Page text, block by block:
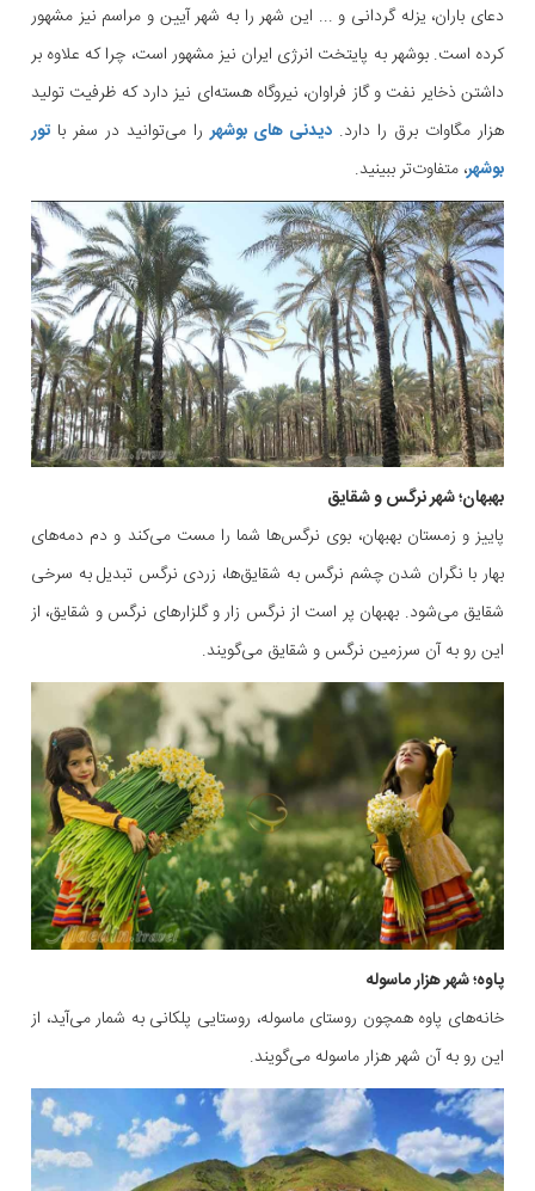
دعای باران، یزله گردانی و ... این شهر را به شهر آیین و مراسم نیز مشهور
کرده است. بوشهر به پایتخت انرژی ایران نیز مشهور است، چرا که علاوه بر
داشتن ذخایر نفت و گاز فراوان، نیروگاه هسته‌ای نیز دارد که ظرفیت تولید
هزار مگاوات برق را دارد. دیدنی های بوشهررا می‌توانید در سفر با تور
بوشهر، متفاوت‌تر ببینید.
بهبهان؛ شهر نرگس و شقایق
پاییز و زمستان بهبهان، بوی نرگس‌ها شما را مست می‌کند و دم دمه‌های
بهار با نگران شدن چشم نرگس به شقایق‌ها، زردی نرگس تبدیل به سرخی
شقایق می‌شود. بهبهان پر است از نرگس زار و گلزارهای نرگس و شقایق، از
این رو به آن سرزمین نرگس و شقایق می‌گویند.
پاوه؛ شهر هزار ماسوله
خانه‌های پاوه همچون روستای ماسوله، روستایی پلکانی به شمار می‌آید، از
این رو به آن شهر هزار ماسوله می‌گویند.